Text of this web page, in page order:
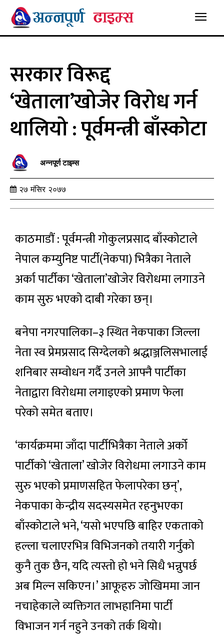
सरकार विरूद्द
‘खेताला’खोजेर विरोध गर्न
थालियो : पूर्वमन्त्री बाँस्कोटा
अन्नपूर्ण टाइम्स
२७ मंसिर २०७७
काठमाडौं : पूर्वमन्त्री गोकुलप्रसाद बाँस्कोटाले
नेपाल कम्युनिष्ट पार्टी(नेकपा) भित्रैका नेताले
अर्का पार्टीका ‘खेताला’खोजेर विरोधमा लगाउने
काम सुरु भएको दाबी गरेका छन्।
बनेपा नगरपालिका–३ स्थित नेकपाका जिल्ला
नेता स्व प्रेमप्रसाद सिग्देलको श्रद्धाञ्जलिसभालाई
शनिबार सम्वोधन गर्दै उनले आफ्नै पार्टीका
नेताद्वारा विरोधमा लगाइएको प्रमाण फेला
परेको समेत बताए।
‘कार्यक्रममा जाँदा पार्टीभित्रैका नेताले अर्को
पार्टीको ‘खेताला’ खोजेर विरोधमा लगाउने काम
सुरु भएको प्रमाणसहित फेलापरेका छन्’,
नेकपाका केन्द्रीय सदस्यसमेत रहनुभएका
बाँस्कोटाले भने, ‘यसो भएपछि बाहिर एकताको
हल्ला चलाएरभित्र विभिजनको तयारी गर्नुको
कुनै तुक छैन, यदि त्यस्तो हो भने सिधै भन्नुपर्छ
अब मिल्न सकिएन।’ आफूहरु जोखिममा जान
नचाहेकाले व्यक्तिगत लाभहानिमा पार्टी
विभाजन गर्न नहुने उनको तर्क थियो।